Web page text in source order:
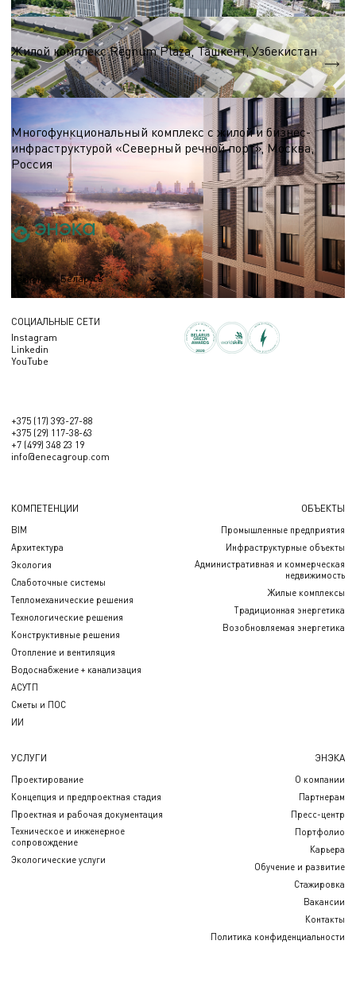
Жилые комплексы 50 000 - 100 000 м.кв.
Жилой комплекс Regnum Plaza, Ташкент, Узбекистан
S = 83 040 м.кв.
Жилые комплексы 50 000 - 100 000 м.кв.
Многофункциональный комплекс с жилой и бизнес-
инфраструктурой «Северный речной порт», Москва,
Россия
Общая площадь — 57 497 м.кв.
Регион Беларусь
СОЦИАЛЬНЫЕ СЕТИ
Instagram
Linkedin
YouTube
+375 (17) 393-27-88
+375 (29) 117-38-63
+7 (499) 348 23 19
info@enecagroup.com
КОМПЕТЕНЦИИ
BIM
Архитектура
Экология
Слаботочные системы
Тепломеханические решения
Технологические решения
Конструктивные решения
Отопление и вентиляция
Водоснабжение + канализация
АСУТП
Сметы и ПОС
ИИ
ОБЪЕКТЫ
Промышленные предприятия
Инфраструктурные объекты
Административная и коммерческая
недвижимость
Жилые комплексы
Традиционная энергетика
Возобновляемая энергетика
УСЛУГИ
Проектирование
Концепция и предпроектная стадия
Проектная и рабочая документация
Техническое и инженерное
сопровождение
Экологические услуги
ЭНЭКА
О компании
Партнерам
Пресс-центр
Портфолио
Карьера
Обучение и развитие
Стажировка
Вакансии
Контакты
Политика конфиденциальности